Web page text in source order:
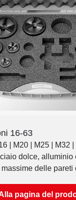
16-63
| M20 | M25 | M32 |
dolce, alluminio
delle pareti
pagina del